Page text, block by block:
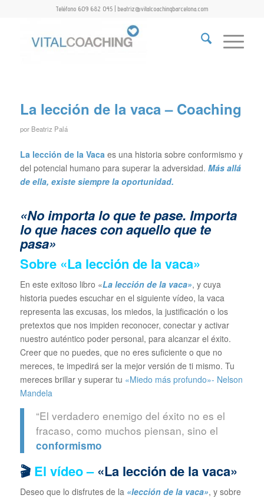
Teléfono 609 682 045 | beatriz@vitalcoachingbarcelona.com
La lección de la vaca – Coaching
por Beatriz Palá
La lección de la Vaca es una historia sobre conformismo y
del potencial humano para superar la adversidad. Más allá
de ella, existe siempre la oportunidad.
«No importa lo que te pase. Importa
lo que haces con aquello que te
pasa»
Sobre «La lección de la vaca»
En este exitoso libro «La lección de la vaca», y cuya
historia puedes escuchar en el siguiente vídeo, la vaca
representa las excusas, los miedos, la justificación o los
pretextos que nos impiden reconocer, conectar y activar
nuestro auténtico poder personal, para alcanzar el éxito.
Creer que no puedes, que no eres suficiente o que no
mereces, te impedirá ser la mejor versión de ti mismo. Tu
mereces brillar y superar tu «Miedo más profundo»- Nelson
Mandela
“El verdadero enemigo del éxito no es el
fracaso, como muchos piensan, sino el
conformismo
🎬El vídeo –«La lección de la vaca»
Deseo que lo disfrutes de la «lección de la vaca», y sobre